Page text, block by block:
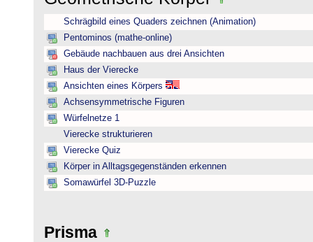
Schrägbild eines Quaders zeichnen (Animation)
Pentominos (mathe-online)
Gebäude nachbauen aus drei Ansichten
Haus der Vierecke
Ansichten eines Körpers
Achsensymmetrische Figuren
Würfelnetze 1
Vierecke strukturieren
Vierecke Quiz
Körper in Alltagsgegenständen erkennen
Somawürfel 3D-Puzzle
Prisma